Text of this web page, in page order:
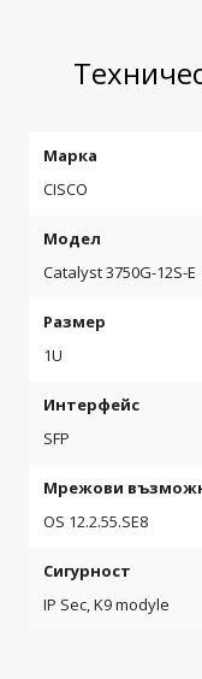
Марка
CISCO
Модел
Catalyst 3750G-12S-E
Размер
1U
Интерфейс
SFP
Мрежови
OS 12.2.55.SE8
Сигурност
IP Sec, K9 modyle